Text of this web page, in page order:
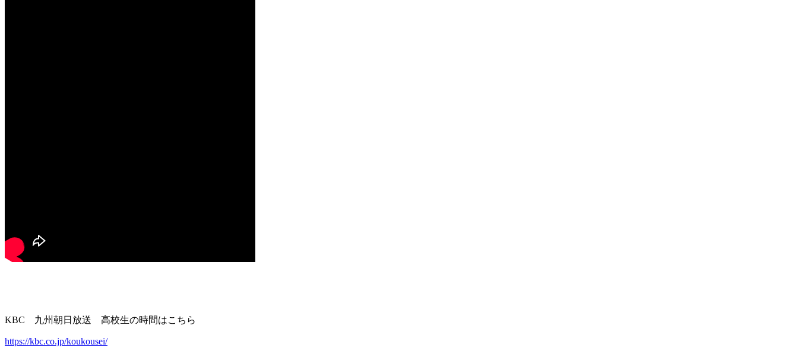
KBC 九州朝日放送 高校生の時間はこちら
https://kbc.co.jp/koukousei/